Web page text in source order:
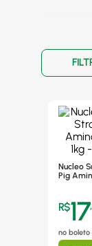
Nucleo
Pig
R$17,
no boleto